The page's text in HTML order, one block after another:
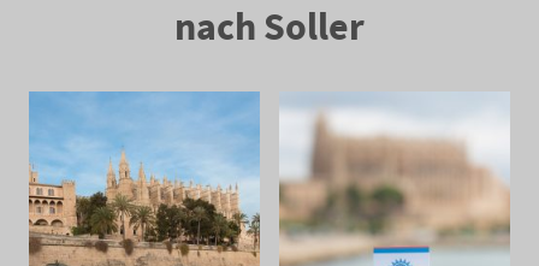
nach Soller